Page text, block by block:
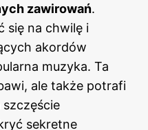
zawirowań.
się na chwilę i
akordów
muzyka. Ta
ale także potrafi
szczęście
sekretne